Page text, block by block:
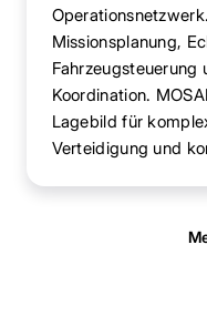
Missionsplanung,
Koordination.
Lagebild für
Verteidigung und